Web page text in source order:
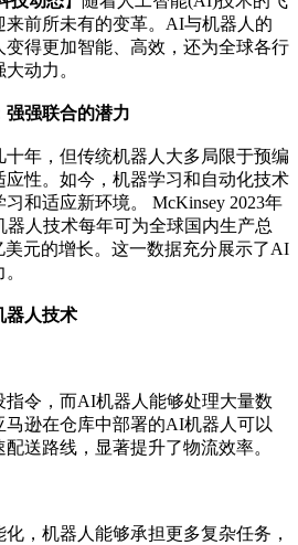
前所未有的变革。AI与机器人的
得更加智能、高效，还为全球各行
动力。
强强联合的潜力
年，但传统机器人大多局限于预编
性。如今，机器学习和自动化技术
和适应新环境。 McKinsey 2023年
人技术每年可为全球国内生产总
美元的增长。这一数据充分展示了AI
器人技术
令，而AI机器人能够处理大量数
逊在仓库中部署的AI机器人可以
送路线，显著提升了物流效率。
机器人能够承担更多复杂任务，